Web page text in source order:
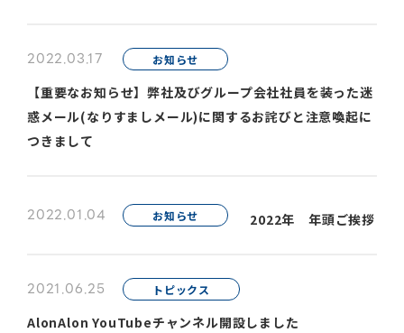
2022.03.17 お知らせ
【重要なお知らせ】弊社及びグループ会社社員を装った迷
惑メール(なりすましメール)に関するお詫びと注意喚起に
つきまして
2022.01.04 お知らせ 2022年 年頭ご挨拶
2021.06.25 トピックス
AlonAlon YouTubeチャンネル開設しました